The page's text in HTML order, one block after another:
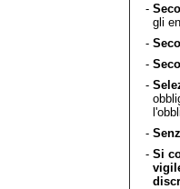
-
gli
-
-
-
-
- Si